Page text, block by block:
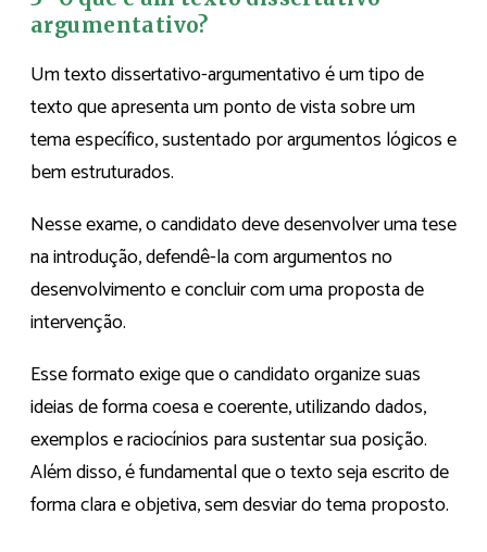
argumentativo?
Um texto dissertativo-argumentativo é um tipo de
texto que apresenta um ponto de vista sobre um
tema específico, sustentado por argumentos lógicos e
bem estruturados.
Nesse exame, o candidato deve desenvolver uma tese
na introdução, defendê-la com argumentos no
desenvolvimento e concluir com uma proposta de
intervenção.
Esse formato exige que o candidato organize suas
ideias de forma coesa e coerente, utilizando dados,
exemplos e raciocínios para sustentar sua posição.
Além disso, é fundamental que o texto seja escrito de
forma clara e objetiva, sem desviar do tema proposto.